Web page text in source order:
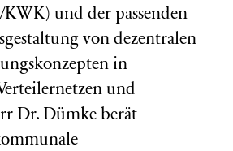
KWK) und der passenden
von dezentralen
in
und
Dr. Dümke berät